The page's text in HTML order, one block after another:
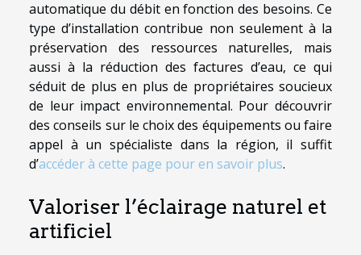
automatique du débit en fonction des besoins. Ce
type d’installation contribue non seulement à la
préservation des ressources naturelles, mais
aussi à la réduction des factures d’eau, ce qui
séduit de plus en plus de propriétaires soucieux
de leur impact environnemental. Pour découvrir
des conseils sur le choix des équipements ou faire
appel à un spécialiste dans la région, il suffit
d’accéder à cette page pour en savoir plus.
Valoriser l’éclairage naturel et
artificiel